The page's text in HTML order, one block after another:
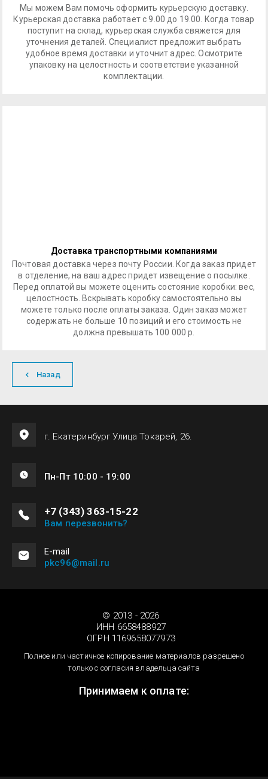
Мы можем Вам помочь оформить курьерскую доставку.
Курьерская доставка работает с 9.00 до 19.00. Когда товар
поступит на склад, курьерская служба свяжется для
уточнения деталей. Специалист предложит выбрать
удобное время доставки и уточнит адрес. Осмотрите
упаковку на целостность и соответствие указанной
комплектации.
Доставка транспортными компаниями
Почтовая доставка через почту России. Когда заказ придет
в отделение, на ваш адрес придет извещение о посылке.
Перед оплатой вы можете оценить состояние коробки: вес,
целостность. Вскрывать коробку самостоятельно вы
можете только после оплаты заказа. Один заказ может
содержать не больше 10 позиций и его стоимость не
должна превышать 100 000 р.
Назад
г. Екатеринбург Улица Токарей, 26.
Пн-Пт 10:00 - 19:00
+7 (343) 363-15-22
Вам перезвонить?
Е-mail
pkc96@mail.ru
© 2013 - 2026
ИНН 6658488927
ОГРН 1169658077973
Полное или частичное копирование материалов разрешено
только с согласия владельца сайта
Принимаем к оплате: